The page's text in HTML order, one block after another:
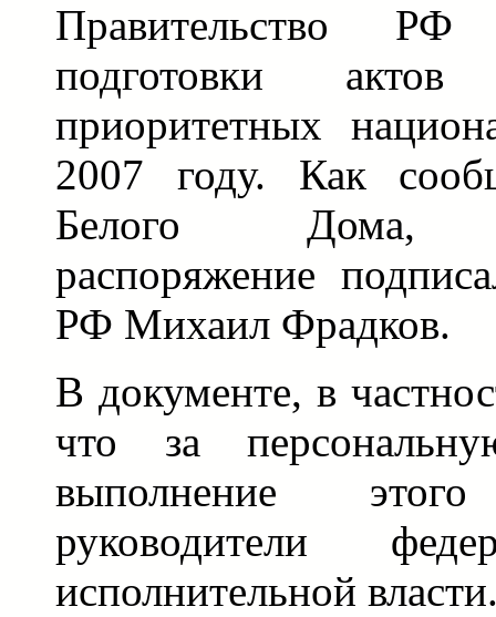
Правительство
подготовки
приоритетных
2007 году. Как
Белого Дома,
распоряжение
РФ Михаил Фрадков.
В документе, в
что за
выполнение
руководители
исполнительной